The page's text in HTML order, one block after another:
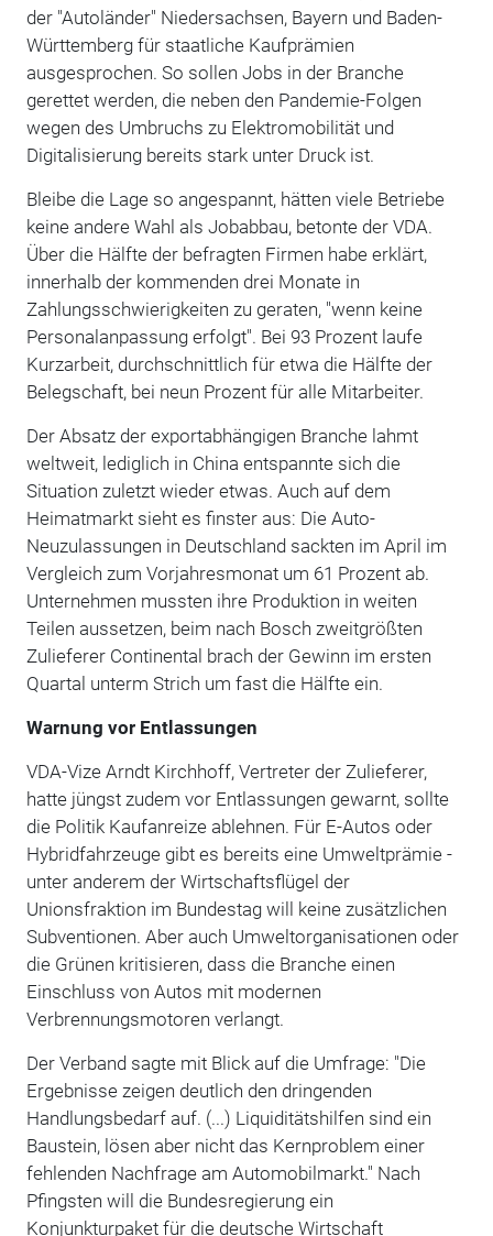
der "Autoländer" Niedersachsen, Bayern und Baden-
Württemberg für staatliche Kaufprämien
ausgesprochen. So sollen Jobs in der Branche
gerettet werden, die neben den Pandemie-Folgen
wegen des Umbruchs zu Elektromobilität und
Digitalisierung bereits stark unter Druck ist.
Bleibe die Lage so angespannt, hätten viele Betriebe
keine andere Wahl als Jobabbau, betonte der VDA.
Über die Hälfte der befragten Firmen habe erklärt,
innerhalb der kommenden drei Monate in
Zahlungsschwierigkeiten zu geraten, "wenn keine
Personalanpassung erfolgt". Bei 93 Prozent laufe
Kurzarbeit, durchschnittlich für etwa die Hälfte der
Belegschaft, bei neun Prozent für alle Mitarbeiter.
Der Absatz der exportabhängigen Branche lahmt
weltweit, lediglich in China entspannte sich die
Situation zuletzt wieder etwas. Auch auf dem
Heimatmarkt sieht es finster aus: Die Auto-
Neuzulassungen in Deutschland sackten im April im
Vergleich zum Vorjahresmonat um 61 Prozent ab.
Unternehmen mussten ihre Produktion in weiten
Teilen aussetzen, beim nach Bosch zweitgrößten
Zulieferer Continental brach der Gewinn im ersten
Quartal unterm Strich um fast die Hälfte ein.
Warnung vor Entlassungen
VDA-Vize Arndt Kirchhoff, Vertreter der Zulieferer,
hatte jüngst zudem vor Entlassungen gewarnt, sollte
die Politik Kaufanreize ablehnen. Für E-Autos oder
Hybridfahrzeuge gibt es bereits eine Umweltprämie -
unter anderem der Wirtschaftsflügel der
Unionsfraktion im Bundestag will keine zusätzlichen
Subventionen. Aber auch Umweltorganisationen oder
die Grünen kritisieren, dass die Branche einen
Einschluss von Autos mit modernen
Verbrennungsmotoren verlangt.
Der Verband sagte mit Blick auf die Umfrage: "Die
Ergebnisse zeigen deutlich den dringenden
Handlungsbedarf auf. (...) Liquiditätshilfen sind ein
Baustein, lösen aber nicht das Kernproblem einer
fehlenden Nachfrage am Automobilmarkt." Nach
Pfingsten will die Bundesregierung ein
Konjunkturpaket für die deutsche Wirtschaft